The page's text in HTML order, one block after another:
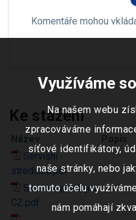
Komentáře mohou
Ke stažení
Název Popis
Servisni
strediska.pdf
Seznam prodejcu
CZ.pdf
Využíváme
Na našem webu
zpracováváme
síťové identifikátory,
naše stránky, nebo
tomuto účelu
nám pomáhají